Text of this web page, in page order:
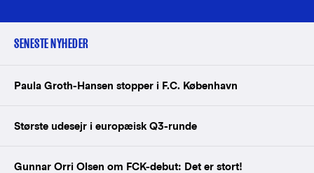
SENESTE NYHEDER
Paula Groth-Hansen stopper i F.C. København
Største udesejr i europæisk Q3-runde
Gunnar Orri Olsen om FCK-debut: Det er stort!